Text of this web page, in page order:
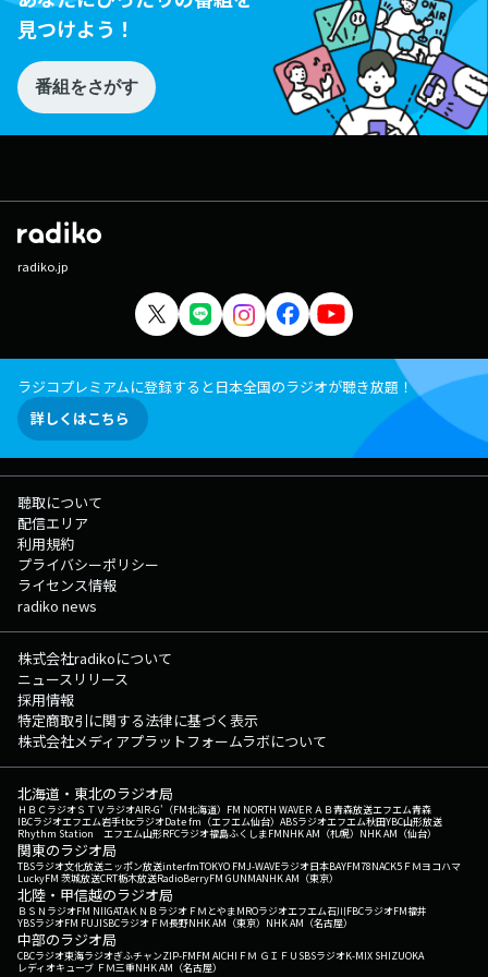
見つけよう！
番組をさがす
radiko.jp
ラジコプレミアムに登録すると日本全国のラジオが聴き放題！
詳しくはこちら
聴取について
配信エリア
利用規約
プライバシーポリシー
ライセンス情報
radiko news
株式会社radikoについて
ニュースリリース
採用情報
特定商取引に関する法律に基づく表示
株式会社メディアプラットフォームラボについて
北海道・東北のラジオ局
ＨＢＣラジオＳＴＶラジオAIR-G'（FM北海道） FM NORTH WAVEＲＡＢ青森放送エフエム青森
IBCラジオエフエム岩手tbcラジオDate fm（エフエム仙台） ABSラジオエフエム秋田YBC山形放送
Rhythm Station エフエム山形RFCラジオ福島ふくしまFMNHK AM（札幌） NHK AM（仙台）
関東のラジオ局
TBSラジオ文化放送ニッポン放送interfmTOKYO FMJ-WAVEラジオ日本BAYFM78NACK5 ＦＭヨコハマ
LuckyFM 茨城放送CRT栃木放送RadioBerryFM GUNMANHK AM（東京）
北陸・甲信越のラジオ局
ＢＳＮラジオFM NIIGATAＫＮＢラジオ ＦＭとやまMROラジオエフエム石川FBCラジオFM福井
YBSラジオFM FUJISBCラジオ ＦＭ長野NHK AM（東京） NHK AM（名古屋）
中部のラジオ局
CBCラジオ東海ラジオぎふチャンZIP-FMFM AICHI ＦＭ ＧＩＦＵ SBSラジオK-MIX SHIZUOKA
レディオキューブ ＦＭ三重NHK AM（名古屋）